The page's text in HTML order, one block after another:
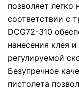
позволяет легко
соответствии с
DCG72-310
нанесения клея
регулируемой
Безупречное
пистолета